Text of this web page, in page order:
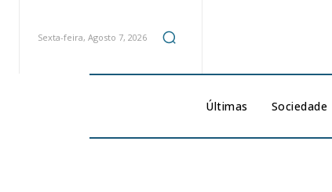
Sexta-feira, Agosto 7, 2026
Últimas Sociedade